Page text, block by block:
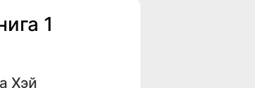
1
Хэй